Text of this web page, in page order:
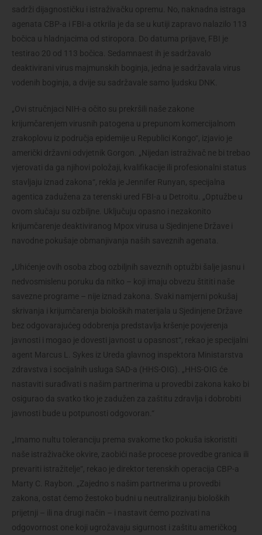
sadrži dijagnostičku i istraživačku opremu. No, naknadna istraga
agenata CBP-a i FBI-a otkrila je da se u kutiji zapravo nalazilo 113
bočica u hladnjacima od stiropora. Do datuma prijave, FBI je
testirao 20 od 113 bočica. Sedamnaest ih je sadržavalo
deaktivirani virus majmunskih boginja, jedna je sadržavala virus
vodenih boginja, a dvije su sadržavale samo ljudsku DNK.
„Ovi stručnjaci NIH-a očito su prekršili naše zakone
krijumčarenjem virusnih patogena u prepunom komercijalnom
zrakoplovu iz područja epidemije u Republici Kongo“, izjavio je
američki državni odvjetnik Gorgon. „Nijedan istraživač ne bi trebao
vjerovati da ga njihovi položaji, kvalifikacije ili profesionalni status
stavljaju iznad zakona“, rekla je Jennifer Runyan, specijalna
agentica zadužena za terenski ured FBI-a u Detroitu. „Optužbe u
ovom slučaju su ozbiljne. Uključuju opasno i nezakonito
krijumčarenje deaktiviranog Mpox virusa u Sjedinjene Države i
navodne pokušaje obmanjivanja naših saveznih agenata.
„Uhićenje ovih osoba zbog ozbiljnih saveznih optužbi šalje jasnu i
nedvosmislenu poruku da nitko – koji imaju obvezu štititi naše
savezne programe – nije iznad zakona. Svaki namjerni pokušaj
skrivanja i krijumčarenja bioloških materijala u Sjedinjene Države
bez odgovarajućeg odobrenja predstavlja kršenje povjerenja
javnosti i mogao je dovesti javnost u opasnost“, rekao je specijalni
agent Marcus L. Sykes iz Ureda glavnog inspektora Ministarstva
zdravstva i socijalnih usluga SAD-a (HHS-OIG). „HHS-OIG će
nastaviti surađivati s našim partnerima u provedbi zakona kako bi
osigurao da svatko tko je zadužen za zaštitu zdravlja i dobrobiti
javnosti bude u potpunosti odgovoran.“
„Imamo nultu toleranciju prema svakome tko pokuša iskoristiti
naše istraživačke okvire, zaobići naše procese provedbe granica ili
prevariti istražitelje“, rekao je direktor terenskih operacija CBP-a
Marty C. Raybon. „Zajedno s našim partnerima u provedbi
zakona, ostat ćemo žestoko budni u neutraliziranju bioloških
prijetnji – ili na drugi način – i nastavit ćemo pozivati na
odgovornost one koji ugrožavaju sigurnost i zaštitu američkog